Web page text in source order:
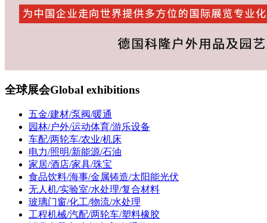
全球展会Global exhibitions
五金/建材/泵阀/暖通
园林/户外/运动体育/游乐设备
车配/两轮车/农业/机床
电力/照明/新能源/石油
家居/酒店/家具/珠宝
食品饮料/海事/金属铸造/太阳能光伏
无人机/实验室/水处理/复合材料
玻璃门窗/化工/物流/水处理
工程机械/汽配/两轮车/塑料橡胶